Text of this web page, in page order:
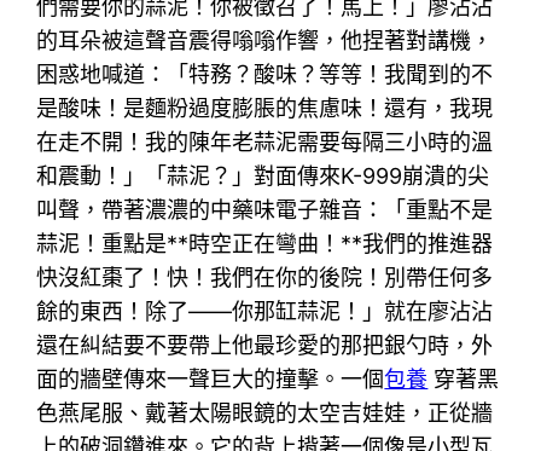
們需要你的蒜泥！你被徵召了！馬上！」廖沾沾
的耳朵被這聲音震得嗡嗡作響，他捏著對講機，
困惑地喊道：「特務？酸味？等等！我聞到的不
是酸味！是麵粉過度膨脹的焦慮味！還有，我現
在走不開！我的陳年老蒜泥需要每隔三小時的溫
和震動！」「蒜泥？」對面傳來K-999崩潰的尖
叫聲，帶著濃濃的中藥味電子雜音：「重點不是
蒜泥！重點是**時空正在彎曲！**我們的推進器
快沒紅棗了！快！我們在你的後院！別帶任何多
餘的東西！除了——你那缸蒜泥！」就在廖沾沾
還在糾結要不要帶上他最珍愛的那把銀勺時，外
面的牆壁傳來一聲巨大的撞擊。一個包養 穿著黑
色燕尾服、戴著太陽眼鏡的太空吉娃娃，正從牆